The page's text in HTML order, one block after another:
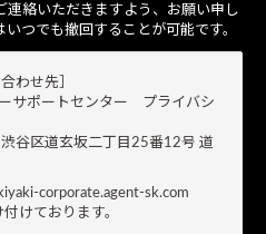
連絡いただきますよう、お願い申し
つでも撤回することが可能です。
わせ先］
サポートセンター プライバシ
谷区道玄坂二丁目25番12号 道
corporate.agent-sk.com
けております。